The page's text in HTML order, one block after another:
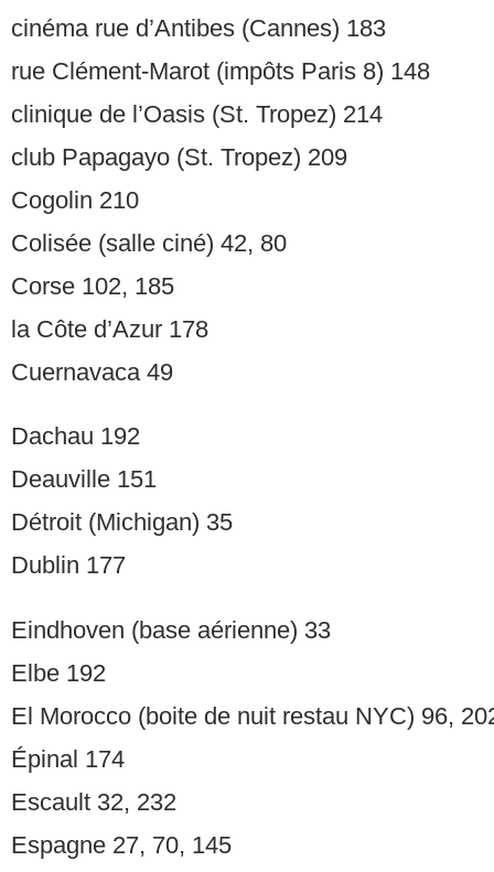
cinéma rue d’Antibes (Cannes) 183
rue Clément-Marot (impôts Paris 8) 148
clinique de l’Oasis (St. Tropez) 214
club Papagayo (St. Tropez) 209
Cogolin 210
Colisée (salle ciné) 42, 80
Corse 102, 185
la Côte d’Azur 178
Cuernavaca 49
Dachau 192
Deauville 151
Détroit (Michigan) 35
Dublin 177
Eindhoven (base aérienne) 33
Elbe 192
El Morocco (boite de nuit restau NYC) 96,
Épinal 174
Escault 32, 232
Espagne 27, 70, 145